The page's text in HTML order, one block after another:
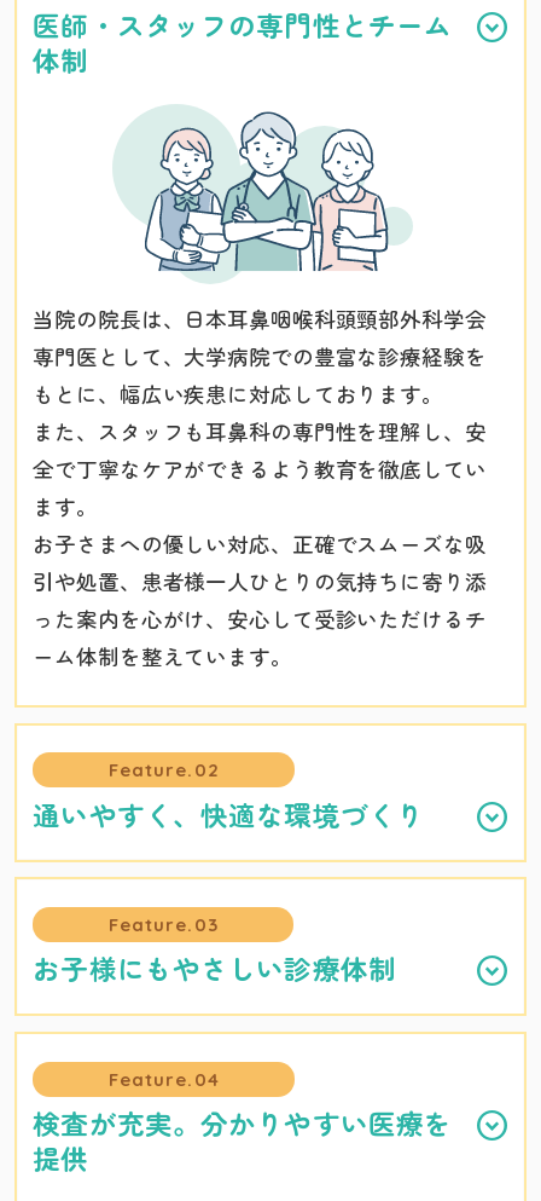
医師・スタッフの専門性とチーム
体制
当院の院長は、日本耳鼻咽喉科頭頸部外科学会
専門医として、大学病院での豊富な診療経験を
もとに、幅広い疾患に対応しております。
また、スタッフも耳鼻科の専門性を理解し、安
全で丁寧なケアができるよう教育を徹底してい
ます。
お子さまへの優しい対応、正確でスムーズな吸
引や処置、患者様一人ひとりの気持ちに寄り添
った案内を心がけ、安心して受診いただけるチ
ーム体制を整えています。
Feature.02
通いやすく、快適な環境づくり
Feature.03
お子様にもやさしい診療体制
Feature.04
検査が充実。分かりやすい医療を
提供